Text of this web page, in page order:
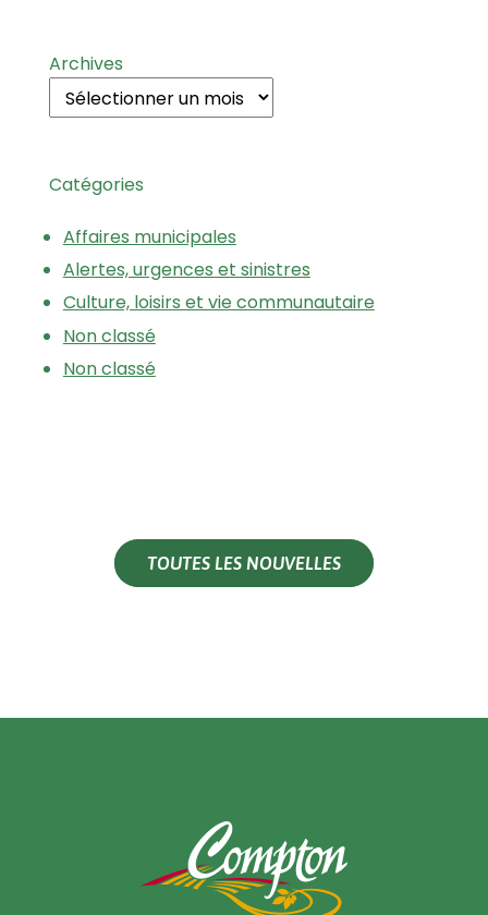
Archives
Catégories
Affaires municipales
Alertes, urgences et sinistres
Culture, loisirs et vie communautaire
Non classé
Non classé
TOUTES LES NOUVELLES